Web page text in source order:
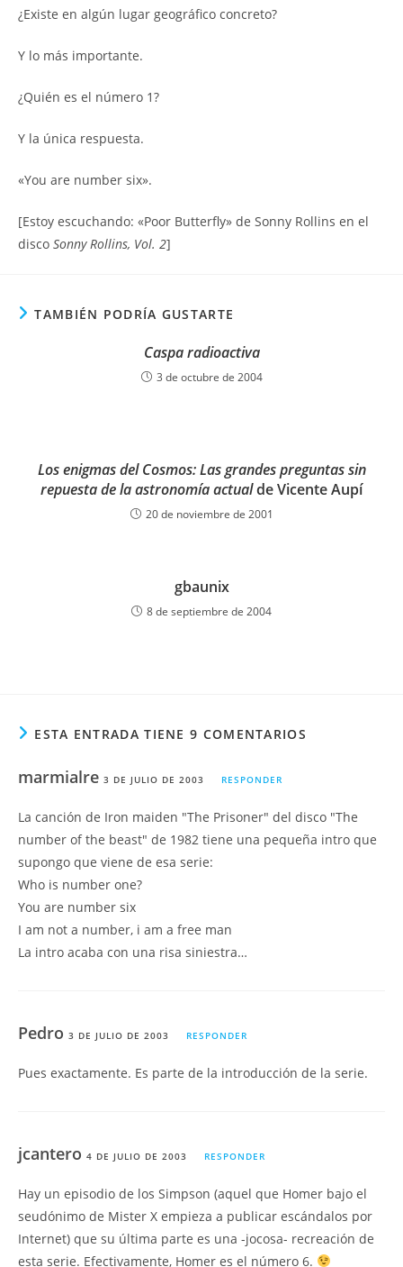
¿Existe en algún lugar geográfico concreto?
Y lo más importante.
¿Quién es el número 1?
Y la única respuesta.
«You are number six».
[Estoy escuchando: «Poor Butterfly» de Sonny Rollins en el
disco Sonny Rollins, Vol. 2]
TAMBIÉN PODRÍA GUSTARTE
Caspa radioactiva
3 de octubre de 2004
Los enigmas del Cosmos: Las grandes preguntas sin
repuesta de la astronomía actualde Vicente Aupí
20 de noviembre de 2001
gbaunix
8 de septiembre de 2004
ESTA ENTRADA TIENE 9 COMENTARIOS
marmialre 3 DE JULIO DE 2003 RESPONDER
La canción de Iron maiden "The Prisoner" del disco "The
number of the beast" de 1982 tiene una pequeña intro que
supongo que viene de esa serie:
Who is number one?
You are number six
I am not a number, i am a free man
La intro acaba con una risa siniestra…
Pedro 3 DE JULIO DE 2003 RESPONDER
Pues exactamente. Es parte de la introducción de la serie.
jcantero 4 DE JULIO DE 2003 RESPONDER
Hay un episodio de los Simpson (aquel que Homer bajo el
seudónimo de Mister X empieza a publicar escándalos por
Internet) que su última parte es una -jocosa- recreación de
esta serie. Efectivamente, Homer es el número 6.